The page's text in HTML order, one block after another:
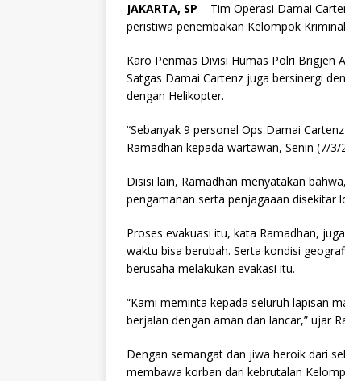
JAKARTA, SP – Tim Operasi Damai
peristiwa penembakan Kelompok
Karo Penmas Divisi Humas Polri Brigjen
Satgas Damai Cartenz juga bersinergi
dengan Helikopter.
“Sebanyak 9 personel Ops Damai
Ramadhan kepada wartawan, Senin (7/3/
Disisi lain, Ramadhan menyatakan
pengamanan serta penjagaaan disekitar
Proses evakuasi itu, kata Ramadhan,
waktu bisa berubah. Serta kondisi
berusaha melakukan evakasi itu.
“Kami meminta kepada seluruh lapisan
berjalan dengan aman dan lancar,” ujar
Dengan semangat dan jiwa heroik dari
membawa korban dari kebrutalan